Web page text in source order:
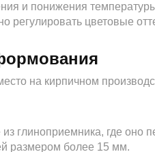
и понижения
регулировать цветовые
на кирпичном
глиноприемника, где оно
размером более 15 мм.